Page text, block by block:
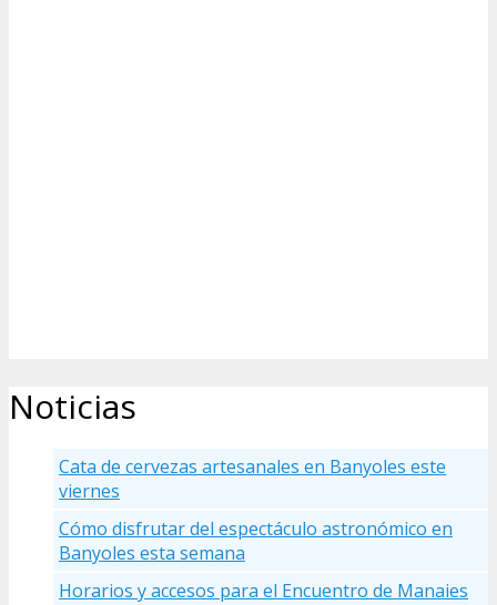
Noticias
Cata de cervezas artesanales en Banyoles este
viernes
Cómo disfrutar del espectáculo astronómico en
Banyoles esta semana
Horarios y accesos para el Encuentro de Manaies